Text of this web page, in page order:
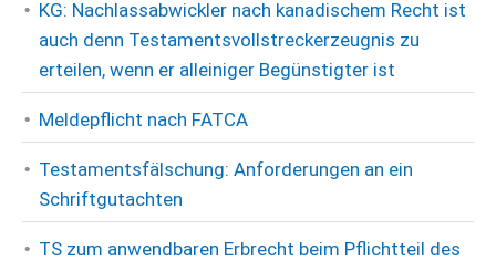
KG: Nachlassabwickler nach kanadischem Recht ist
auch denn Testamentsvollstreckerzeugnis zu
erteilen, wenn er alleiniger Begünstigter ist
Meldepflicht nach FATCA
Testamentsfälschung: Anforderungen an ein
Schriftgutachten
TS zum anwendbaren Erbrecht beim Pflichtteil des